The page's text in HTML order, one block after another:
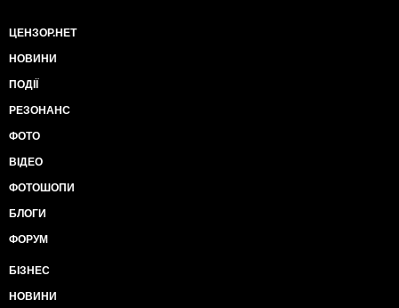
ЦЕНЗОР.НЕТ
НОВИНИ
ПОДІЇ
РЕЗОНАНС
ФОТО
ВІДЕО
ФОТОШОПИ
БЛОГИ
ФОРУМ
БІЗНЕС
НОВИНИ